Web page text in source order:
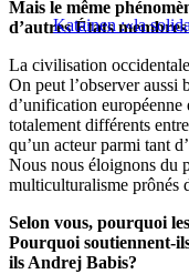
Katainen :«la
Mais le même
d’autres États
La civilisation
On peut l’observer aussi
d’unification européenne
totalement différents
qu’un acteur parmi tant
Nous nous éloignons du
multiculturalisme prônés
Selon vous, pourquoi
Pourquoi soutiennent-
ils Andrej Babis?